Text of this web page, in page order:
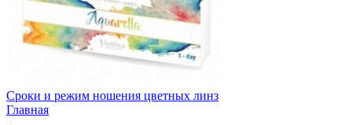
Сроки и режим ношения цветных линз
Главная